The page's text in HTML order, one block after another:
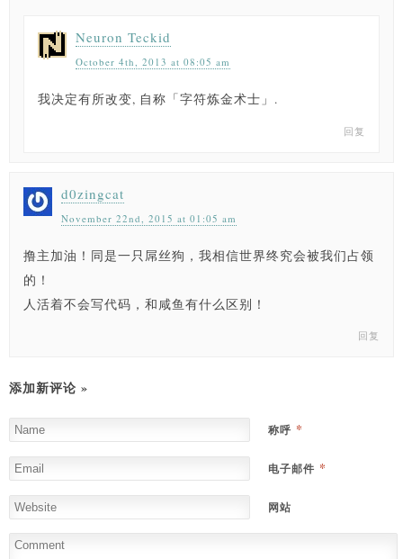
Neuron Teckid
October 4th, 2013 at 08:05 am
我决定有所改变, 自称「字符炼金术士」.
回复
d0zingcat
November 22nd, 2015 at 01:05 am
撸主加油！同是一只屌丝狗，我相信世界终究会被我们占领
的！
人活着不会写代码，和咸鱼有什么区别！
回复
添加新评论 »
称呼 *
电子邮件 *
网站